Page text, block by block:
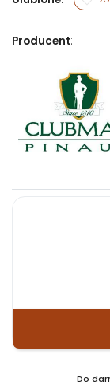
Producent:
Do